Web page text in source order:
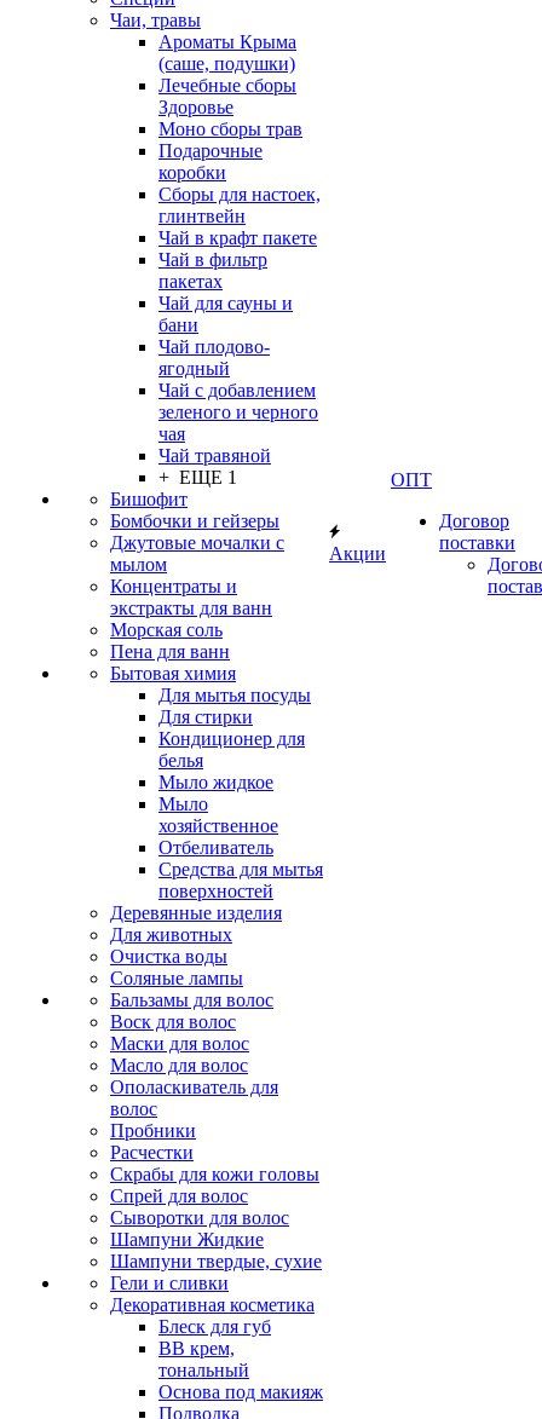
Чаи, травы
Ароматы Крыма
(саше, подушки)
Лечебные сборы
Здоровье
Моно сборы трав
Подарочные
коробки
Сборы для настоек,
глинтвейн
Чай в крафт пакете
Чай в фильтр
пакетах
Чай для сауны и
бани
Чай плодово-
ягодный
Чай с добавлением
зеленого и черного
чая
Чай травяной
+ ЕЩЕ 1
Бишофит
Бомбочки и гейзеры
Джутовые мочалки с
мылом
Концентраты и
экстракты для ванн
Морская соль
Пена для ванн
Бытовая химия
Для мытья посуды
Для стирки
Кондиционер для
белья
Мыло жидкое
Мыло
хозяйственное
Отбеливатель
Средства для мытья
поверхностей
Деревянные изделия
Для животных
Очистка воды
Соляные лампы
Бальзамы для волос
Воск для волос
Маски для волос
Масло для волос
Ополаскиватель для
волос
Пробники
Расчестки
Скрабы для кожи головы
Спрей для волос
Сыворотки для волос
Шампуни Жидкие
Шампуни твердые, сухие
Гели и сливки
Декоративная косметика
Блеск для губ
ВВ крем,
тональный
Основа под макияж
Подводка
Акции
ОПТ
Договор
поставки